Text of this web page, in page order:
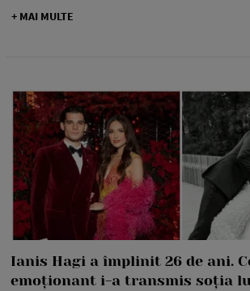
+ MAI MULTE
Ianis Hagi a împlinit 26 de ani.
emoționant i-a transmis soția